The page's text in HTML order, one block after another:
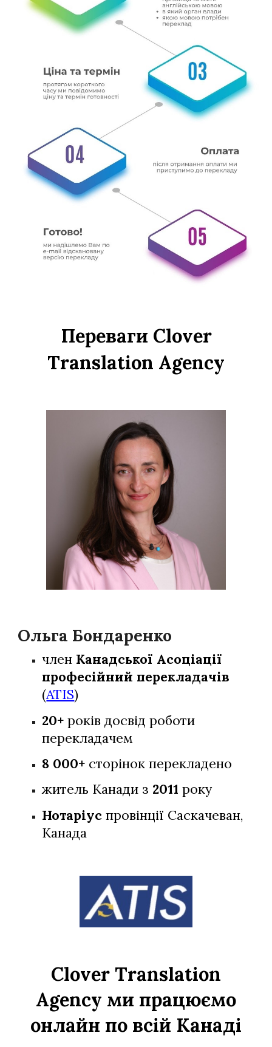
Переваги Clover
Translation Agency
Ольга Бондаренко
член Канадської Асоціації
професійний перекладачів
(ATIS)
20+років досвід роботи
перекладачем
8 000+ сторінок перекладено
житель Канади з 2011 року
Нотаріус провінції Саскачеван,
Канада
Clover Translation
Agency ми працюємо
онлайн по всій Канаді